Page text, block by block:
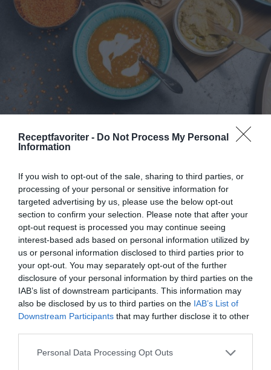
Receptfavoriter - Do Not Process My Personal
Information
If you wish to opt-out of the sale, sharing to third parties, or
processing of your personal or sensitive information for
targeted advertising by us, please use the below opt-out
section to confirm your selection. Please note that after your
opt-out request is processed you may continue seeing
interest-based ads based on personal information utilized by
us or personal information disclosed to third parties prior to
your opt-out. You may separately opt-out of the further
disclosure of your personal information by third parties on the
IAB’s list of downstream participants. This information may
also be disclosed by us to third parties on the IAB’s List of
Downstream Participants that may further disclose it to other
Personal Data Processing Opt Outs
Röd linssoppa
Röd linssoppa eller soppa med röda linser, tomat,
lök, vitlök, chili, paprika och grönsaksbuljong. Här...
RECEPT